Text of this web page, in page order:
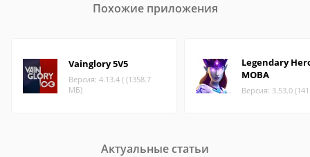
Похожие приложения
Vainglory 5V5
Версия: 4.13.4 ( (1358.7
МБ)
Legendary
MOBA
Версия: 3.53.0
Актуальные статьи